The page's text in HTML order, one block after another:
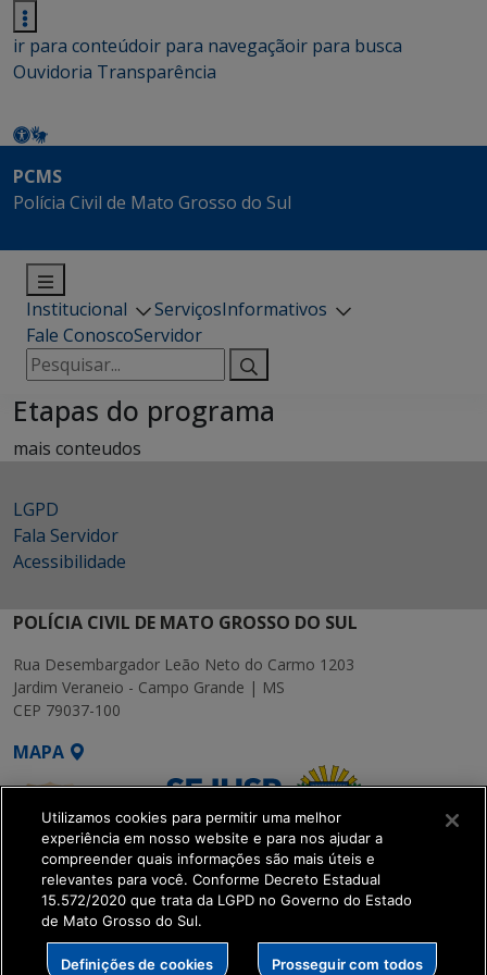
ir para conteúdoir para navegaçãoir para busca
Ouvidoria Transparência
PCMS
Polícia Civil de Mato Grosso do Sul
Institucional ServiçosInformativos
Fale ConoscoServidor
Pesquisar
por:
Etapas do programa
mais conteudos
LGPD
Fala Servidor
Acessibilidade
POLÍCIA CIVIL DE MATO GROSSO DO SUL
Rua Desembargador Leão Neto do Carmo 1203
Jardim Veraneio - Campo Grande | MS
CEP 79037-100
MAPA
SETDIG | Secretaria-
Executiva de
Transformação Digital
Utilizamos cookies para permitir uma melhor
experiência em nosso website e para nos ajudar a
compreender quais informações são mais úteis e
relevantes para você. Conforme Decreto Estadual
15.572/2020 que trata da LGPD no Governo do Estado
de Mato Grosso do Sul.
Definições de cookies Prosseguir com todos